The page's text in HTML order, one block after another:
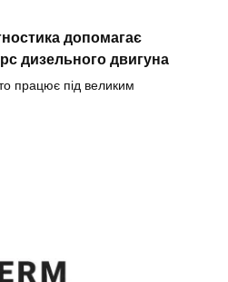
допомагає
дизельного двигуна
працює під великим